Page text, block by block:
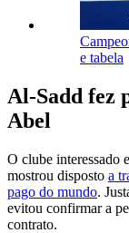
e tabela
Al-Sadd fez
Abel
O clube interessado
mostrou disposto a
pago do mundo.
evitou confirmar a
contrato.